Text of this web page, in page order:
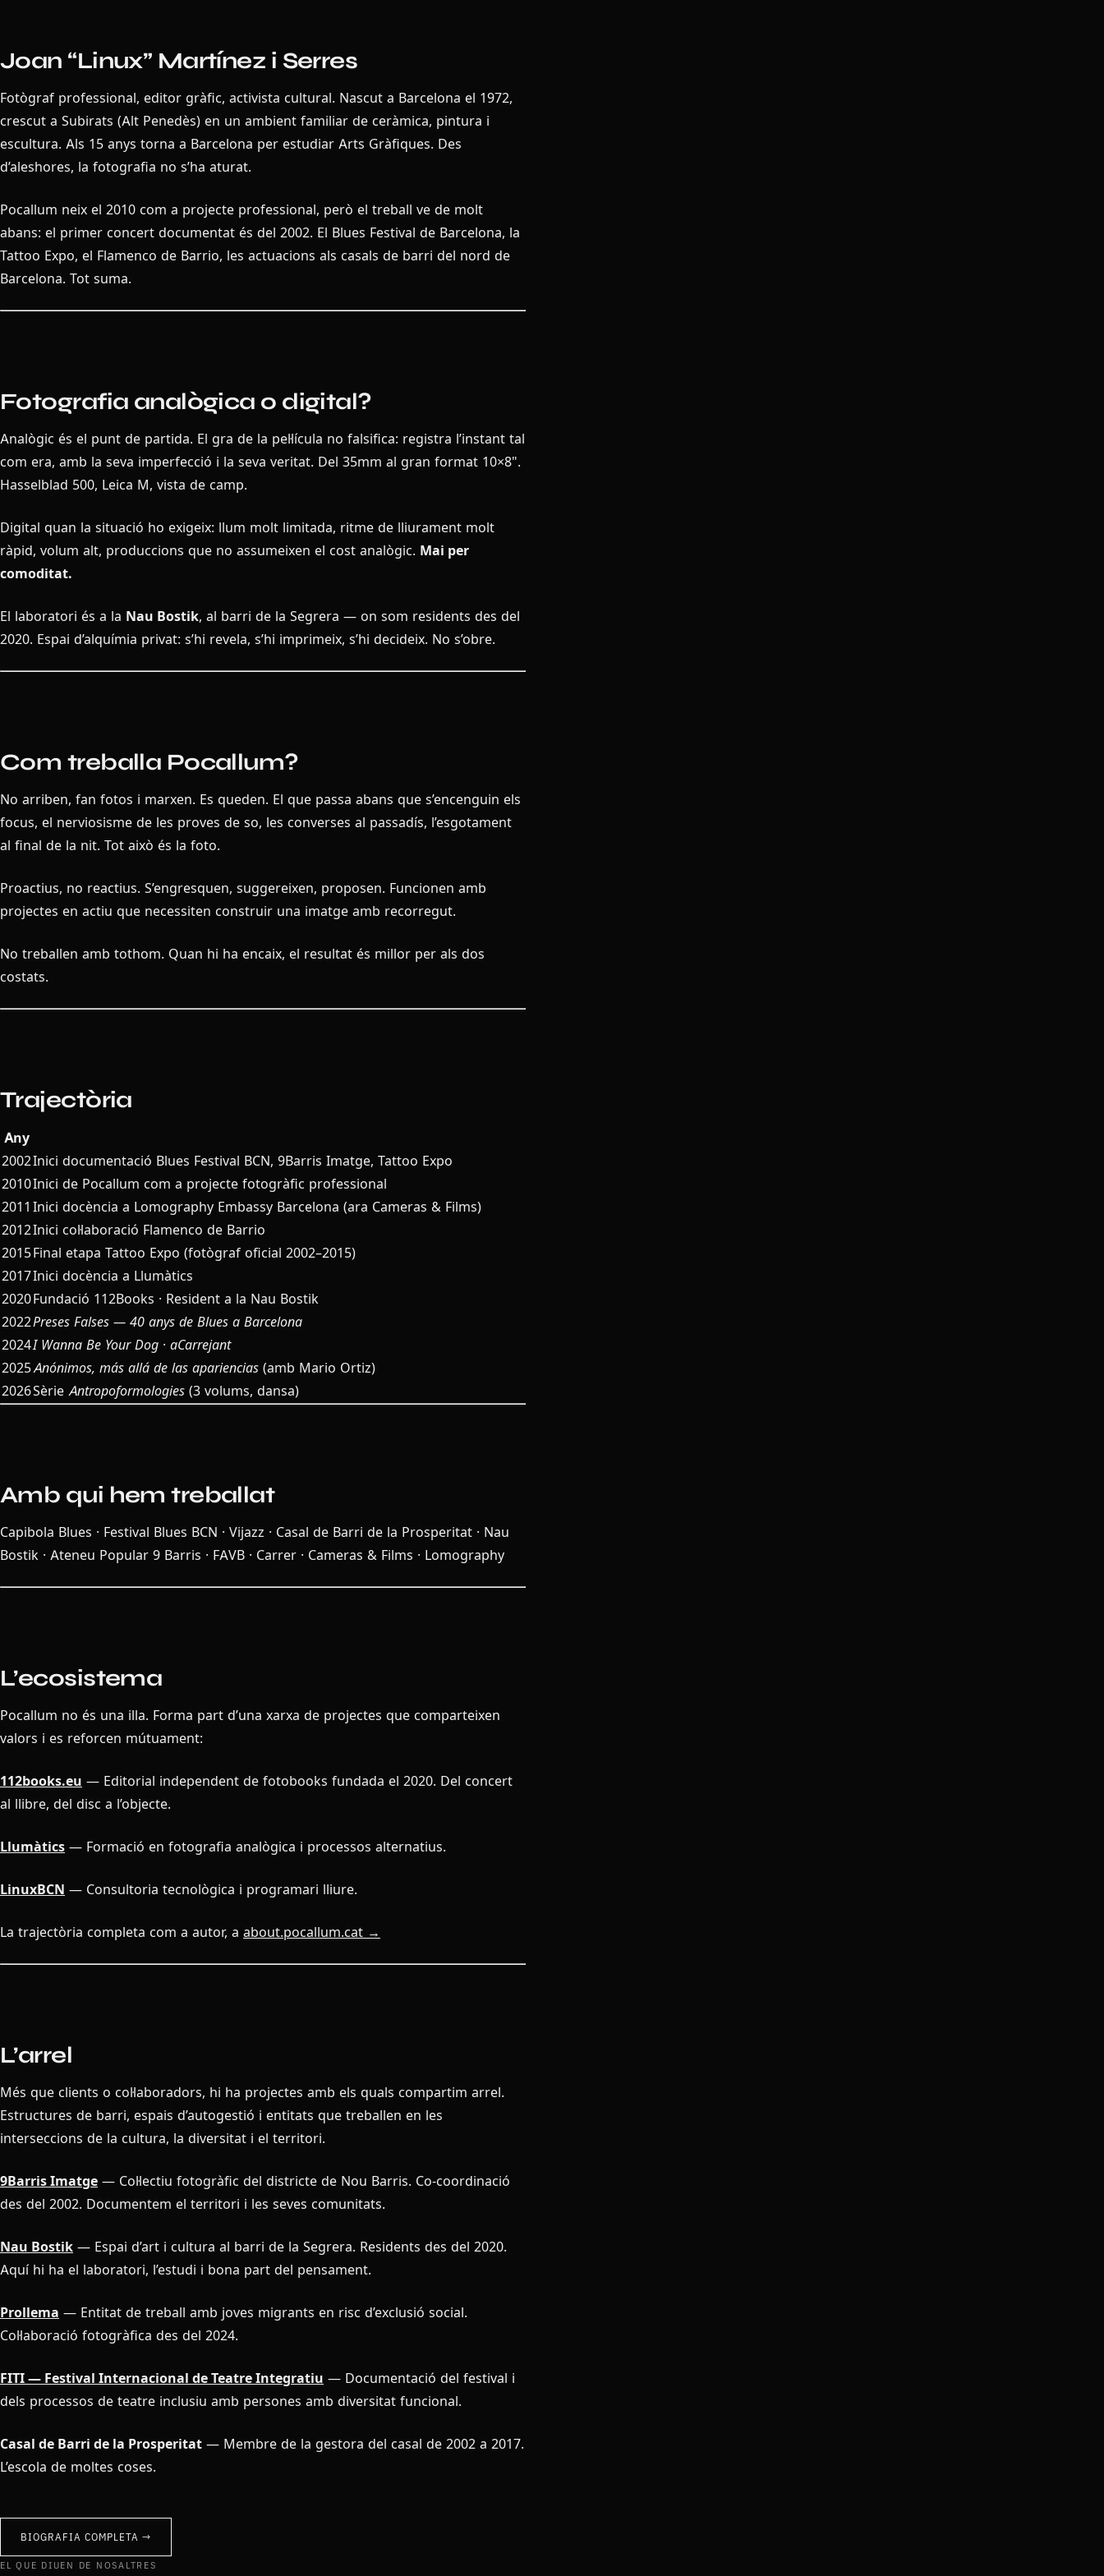
Joan “Linux” Martínez i Serres
Fotògraf professional, editor gràfic, activista cultural. Nascut a Barcelona el 1972,
crescut a Subirats (Alt Penedès) en un ambient familiar de ceràmica, pintura i
escultura. Als 15 anys torna a Barcelona per estudiar Arts Gràfiques. Des
d’aleshores, la fotografia no s’ha aturat.
Pocallum neix el 2010 com a projecte professional, però el treball ve de molt
abans: el primer concert documentat és del 2002. El Blues Festival de Barcelona, la
Tattoo Expo, el Flamenco de Barrio, les actuacions als casals de barri del nord de
Barcelona. Tot suma.
Fotografia analògica o digital?
Analògic és el punt de partida. El gra de la pel·lícula no falsifica: registra l’instant tal
com era, amb la seva imperfecció i la seva veritat. Del 35mm al gran format 10×8".
Hasselblad 500, Leica M, vista de camp.
Digital quan la situació ho exigeix: llum molt limitada, ritme de lliurament molt
ràpid, volum alt, produccions que no assumeixen el cost analògic. Mai per
comoditat.
El laboratori és a la Nau Bostik, al barri de la Segrera — on som residents des del
2020. Espai d’alquímia privat: s’hi revela, s’hi imprimeix, s’hi decideix. No s’obre.
Com treballa Pocallum?
No arriben, fan fotos i marxen. Es queden. El que passa abans que s’encenguin els
focus, el nerviosisme de les proves de so, les converses al passadís, l’esgotament
al final de la nit. Tot això és la foto.
Proactius, no reactius. S’engresquen, suggereixen, proposen. Funcionen amb
projectes en actiu que necessiten construir una imatge amb recorregut.
No treballen amb tothom. Quan hi ha encaix, el resultat és millor per als dos
costats.
Trajectòria
Any
2002Inici documentació Blues Festival BCN, 9Barris Imatge, Tattoo Expo
2010Inici de Pocallum com a projecte fotogràfic professional
2011 Inici docència a Lomography Embassy Barcelona (ara Cameras & Films)
2012Inici col·laboració Flamenco de Barrio
2015Final etapa Tattoo Expo (fotògraf oficial 2002–2015)
2017Inici docència a Llumàtics
2020Fundació 112Books · Resident a la Nau Bostik
2022Preses Falses — 40 anys de Blues a Barcelona
2024I Wanna Be Your Dog · aCarrejant
2025Anónimos, más allá de las apariencias (amb Mario Ortiz)
2026Sèrie Antropoformologies (3 volums, dansa)
Amb qui hem treballat
Capibola Blues · Festival Blues BCN · Vijazz · Casal de Barri de la Prosperitat · Nau
Bostik · Ateneu Popular 9 Barris · FAVB · Carrer · Cameras & Films · Lomography
L’ecosistema
Pocallum no és una illa. Forma part d’una xarxa de projectes que comparteixen
valors i es reforcen mútuament:
112books.eu — Editorial independent de fotobooks fundada el 2020. Del concert
al llibre, del disc a l’objecte.
Llumàtics — Formació en fotografia analògica i processos alternatius.
LinuxBCN — Consultoria tecnològica i programari lliure.
La trajectòria completa com a autor, a about.pocallum.cat →
L’arrel
Més que clients o col·laboradors, hi ha projectes amb els quals compartim arrel.
Estructures de barri, espais d’autogestió i entitats que treballen en les
interseccions de la cultura, la diversitat i el territori.
9Barris Imatge — Col·lectiu fotogràfic del districte de Nou Barris. Co-coordinació
des del 2002. Documentem el territori i les seves comunitats.
Nau Bostik — Espai d’art i cultura al barri de la Segrera. Residents des del 2020.
Aquí hi ha el laboratori, l’estudi i bona part del pensament.
Prollema — Entitat de treball amb joves migrants en risc d’exclusió social.
Col·laboració fotogràfica des del 2024.
FITI — Festival Internacional de Teatre Integratiu — Documentació del festival i
dels processos de teatre inclusiu amb persones amb diversitat funcional.
Casal de Barri de la Prosperitat — Membre de la gestora del casal de 2002 a 2017.
L’escola de moltes coses.
BIOGRAFIA COMPLETA →
EL QUE DIUEN DE NOSALTRES